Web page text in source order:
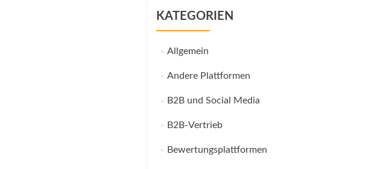
KATEGORIEN
Allgemein
Andere Plattformen
B2B und Social Media
B2B-Vertrieb
Bewertungsplattformen